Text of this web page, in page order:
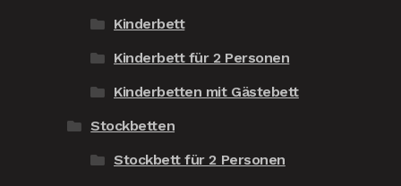
Kinderbett
Kinderbett für 2 Personen
Kinderbetten mit Gästebett
Stockbetten
Stockbett für 2 Personen